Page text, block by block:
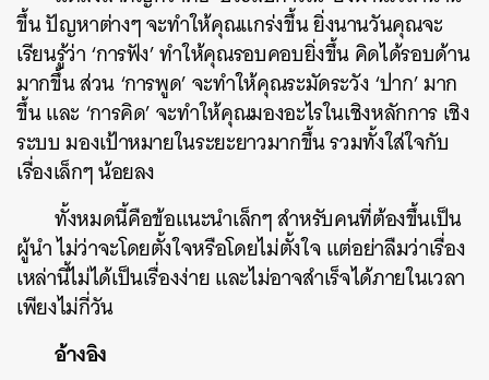
ขึ้น ปัญหาต่างๆ จะทำให้คุณแกร่งขึ้น ยิ่งนานวันคุณจะ
เรียนรู้ว่า ‘การฟัง’ ทำให้คุณรอบคอบยิ่งขึ้น คิดได้รอบด้าน
มากขึ้น ส่วน ‘การพูด’ จะทำให้คุณระมัดระวัง ‘ปาก’ มาก
ขึ้น และ ‘การคิด’ จะทำให้คุณมองอะไรในเชิงหลักการ เชิง
ระบบ มองเป้าหมายในระยะยาวมากขึ้น รวมทั้งใส่ใจกับ
เรื่องเล็กๆ น้อยลง
ทั้งหมดนี้คือข้อแนะนำเล็กๆ สำหรับคนที่ต้องขึ้นเป็น
ผู้นำ ไม่ว่าจะโดยตั้งใจหรือโดยไม่ตั้งใจ แต่อย่าลืมว่าเรื่อง
เหล่านี้ไม่ได้เป็นเรื่องง่าย และไม่อาจสำเร็จได้ภายในเวลา
เพียงไม่กี่วัน
อ้างอิง